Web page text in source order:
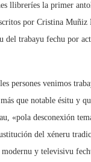
llibreríes la primer
por Cristina
del trabayu fechu por
persones venimos
que notable ésitu y
«pola desconexión
del xéneru
y televisivu